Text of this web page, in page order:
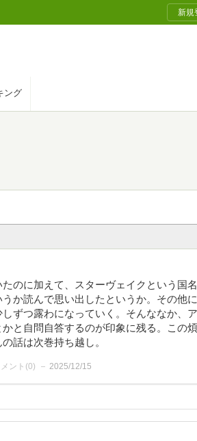
新規
ング
のに加えて、スターヴェイクという国
か読んで思い出したというか。その他
ずつ露わになっていく。そんななか、
と自問自答するのが印象に残る。この
話は次巻持ち越し。
メント(0) 2025/12/15